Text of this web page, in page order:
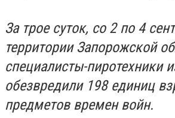
За трое суток, со 2 по 4
территории Запорожской
специалисты-пиротехники
обезвредили 198 единиц
предметов времен войн.